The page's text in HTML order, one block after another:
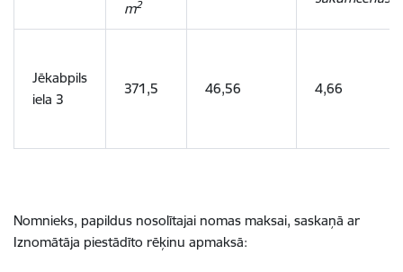
m2
Jēkabpils
iela 3
371,5 46,56 4,66
Nomnieks, papildus nosolītajai nomas maksai, saskaņā ar
Iznomātāja piestādīto rēķinu apmaksā: